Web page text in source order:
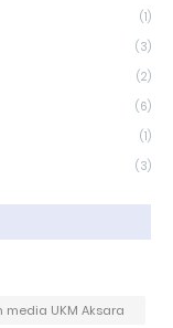
(1)
(3)
(2)
(6)
(1)
(3)
UKM Aksara